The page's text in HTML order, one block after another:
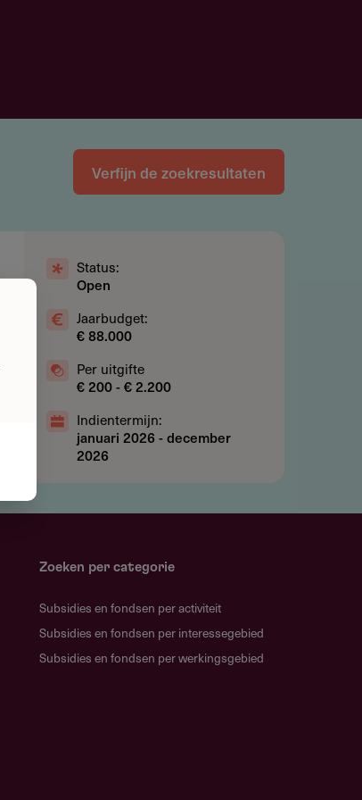
Verfijn de zoekresultaten
Status:
Open
Jaarbudget:
€ 88.000
Per uitgifte
€ 200 - € 2.200
Indientermijn:
januari 2026 -december
2026
Zoeken per categorie
Subsidies en fondsen per activiteit
Subsidies en fondsen per interessegebied
Subsidies en fondsen per werkingsgebied